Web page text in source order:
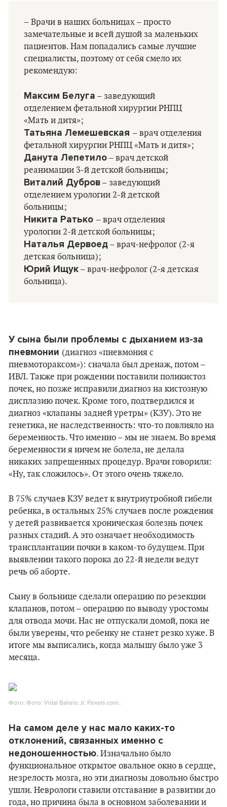
– Врачи в наших больницах – просто
замечательные и всей душой за маленьких
пациентов. Нам попадались самые лучшие
специалисты, поэтому от себя смело их
рекомендую:
Максим Белуга – заведующий
отделением фетальной хирургии РНПЦ
«Мать и дитя»;
Татьяна Лемешевская – врач отделения
фетальной хирургии РНПЦ «Мать и дитя»;
Данута Лепетило – врач детской
реанимации 3-й детской больницы;
Виталий Дубров – заведующий
отделением урологии 2-й детской
больницы;
Никита Ратько – врач отделения
урологии 2-й детской больницы;
Наталья Дервоед – врач-нефролог (2-я
детская больница);
Юрий Ищук – врач-нефролог (2-я детская
больница).
У сына были проблемы с дыханием из-за
пневмонии (диагноз «пневмония с
пневмотораксом»): сначала был дренаж, потом –
ИВЛ. Также при рождении поставили поликистоз
почек, но позже исправили диагноз на кистозную
дисплазию почек. Кроме того, подтвердился и
диагноз «клапаны задней уретры» (КЗУ). Это не
генетика, не наследственность: что-то повлияло на
беременность. Что именно – мы не знаем. Во время
беременности я ничем не болела, не делала
никаких запрещенных процедур. Врачи говорили:
«Ну, так сложилось». От этого очень тяжело.
В 75% случаев КЗУ ведет к внутриутробной гибели
ребенка, в остальных 25% случаев после рождения
у детей развивается хроническая болезнь почек
разных стадий. А это означает необходимость
трансплантации почки в каком-то будущем. При
выявлении такого порока до 22-й недели ведут
речь об аборте.
Сыну в больнице сделали операцию по резекции
клапанов, потом – операцию по выводу уростомы
для отвода мочи. Нас не отпускали домой, пока не
были уверены, что ребенку не станет резко хуже. В
итоге мы выписались, когда малышу было уже 3
месяца.
Фото: Фото: Vidal Balielo Jr, Pexels.com..
На самом деле у нас мало каких-то
отклонений, связанных именно с
недоношенностью. Изначально было
функциональное открытое овальное окно в сердце,
незрелость мозга, но эти диагнозы довольно быстро
ушли. Неврологи ставили отставание в развитии до
года, но причина была в основном заболевании и